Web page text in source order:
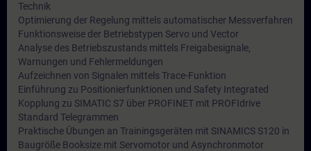
Technik
Optimierung der Regelung mittels automatischer Messverfahren
Funktionsweise der Betriebstypen Servo und Vector
Analyse des Betriebszustands mittels Freigabesignale,
Warnungen und Fehlermeldungen
Aufzeichnen von Signalen mittels Trace-Funktion
Einführung zu Positionierfunktionen und Safety Integrated
Kopplung zu SIMATIC S7 über PROFINET mit PROFIdrive
Standard Telegrammen
Praktische Übungen an Trainingsgeräten mit SINAMICS S120 in
Baugröße Booksize mit Servomotor und Asynchronmotor